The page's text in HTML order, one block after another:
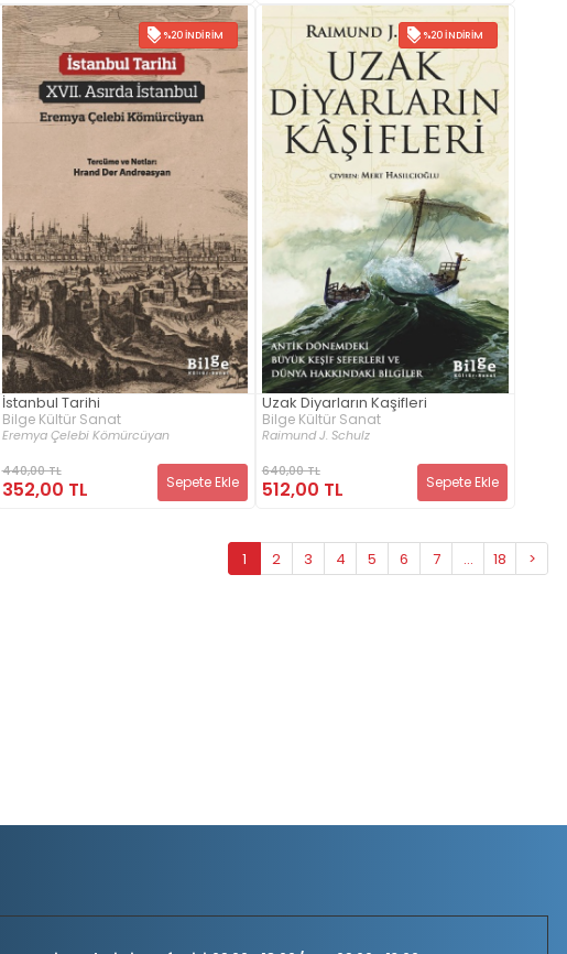
%20 İNDIRIM
İstanbul Tarihi
Bilge Kültür Sanat
Eremya Çelebi Kömürcüyan
440,00 TL
352,00 TL Sepete Ekle
%20 İNDIRIM
Uzak Diyarların Kaşifleri
Bilge Kültür Sanat
Raimund J. Schulz
640,00 TL
512,00 TL Sepete Ekle
1 2 3 4 5 6 7 ... 18 >